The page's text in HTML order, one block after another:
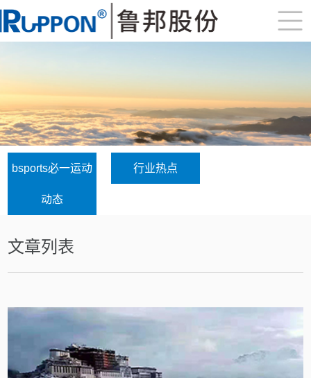
bsports必一运动
动态
行业热点
文章列表